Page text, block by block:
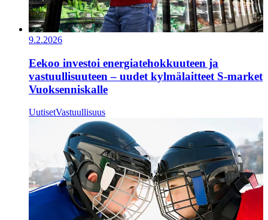
9.2.2026
Eekoo investoi energiatehokkuuteen ja
vastuullisuuteen – uudet kylmälaitteet S-market
Vuoksenniskalle
UutisetVastuullisuus